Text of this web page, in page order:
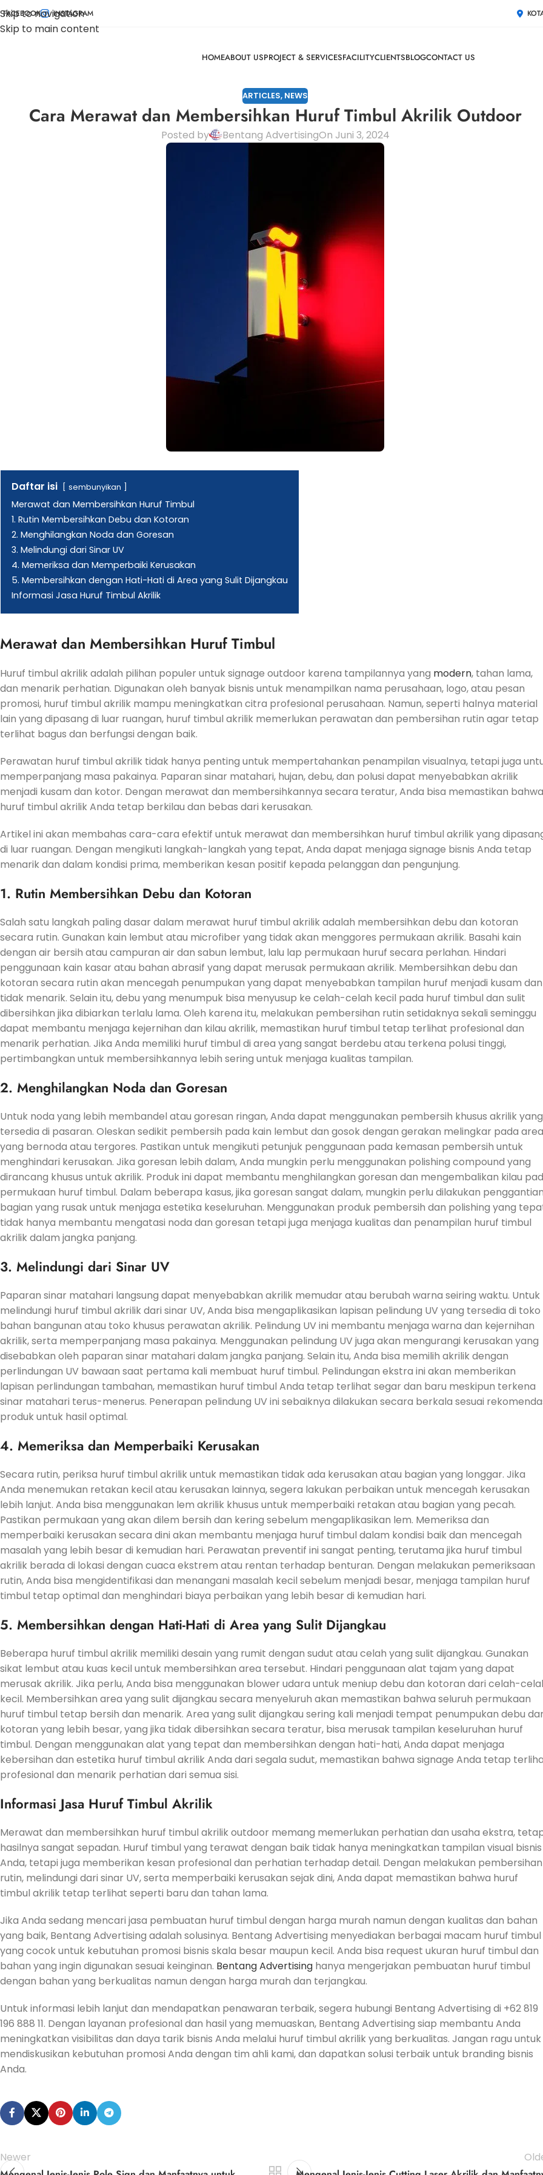
Skip to navigation
Skip to main content
FACEBOOK INSTAGRAM
HOMEABOUT USPROJECT & SERVICESFACILITYCLIENTSBLOGCONTACT US
ARTICLES, NEWS
Cara Merawat dan Membersihkan Huruf Timbul Akrilik Outdoor
Posted by Bentang AdvertisingOn Juni 3, 2024
Daftar isi sembunyikan
Merawat dan Membersihkan Huruf Timbul
1. Rutin Membersihkan Debu dan Kotoran
2. Menghilangkan Noda dan Goresan
3. Melindungi dari Sinar UV
4. Memeriksa dan Memperbaiki Kerusakan
5. Membersihkan dengan Hati-Hati di Area yang Sulit Dijangkau
Informasi Jasa Huruf Timbul Akrilik
Merawat dan Membersihkan Huruf Timbul
Huruf timbul akrilik adalah pilihan populer untuk signage outdoor karena tampilannya yang modern, tahan lama,
dan menarik perhatian. Digunakan oleh banyak bisnis untuk menampilkan nama perusahaan, logo, atau pesan
promosi, huruf timbul akrilik mampu meningkatkan citra profesional perusahaan. Namun, seperti halnya material
lain yang dipasang di luar ruangan, huruf timbul akrilik memerlukan perawatan dan pembersihan rutin agar tetap
terlihat bagus dan berfungsi dengan baik.
Perawatan huruf timbul akrilik tidak hanya penting untuk mempertahankan penampilan visualnya, tetapi juga
memperpanjang masa pakainya. Paparan sinar matahari, hujan, debu, dan polusi dapat menyebabkan akrilik
menjadi kusam dan kotor. Dengan merawat dan membersihkannya secara teratur, Anda bisa memastikan bahwa
huruf timbul akrilik Anda tetap berkilau dan bebas dari kerusakan.
Artikel ini akan membahas cara-cara efektif untuk merawat dan membersihkan huruf timbul akrilik yang
di luar ruangan. Dengan mengikuti langkah-langkah yang tepat, Anda dapat menjaga signage bisnis Anda tetap
menarik dan dalam kondisi prima, memberikan kesan positif kepada pelanggan dan pengunjung.
1. Rutin Membersihkan Debu dan Kotoran
Salah satu langkah paling dasar dalam merawat huruf timbul akrilik adalah membersihkan debu dan kotoran
secara rutin. Gunakan kain lembut atau microfiber yang tidak akan menggores permukaan akrilik. Basahi kain
dengan air bersih atau campuran air dan sabun lembut, lalu lap permukaan huruf secara perlahan. Hindari
penggunaan kain kasar atau bahan abrasif yang dapat merusak permukaan akrilik. Membersihkan debu dan
kotoran secara rutin akan mencegah penumpukan yang dapat menyebabkan tampilan huruf menjadi kusam dan
tidak menarik. Selain itu, debu yang menumpuk bisa menyusup ke celah-celah kecil pada huruf timbul dan sulit
dibersihkan jika dibiarkan terlalu lama. Oleh karena itu, melakukan pembersihan rutin setidaknya sekali seminggu
dapat membantu menjaga kejernihan dan kilau akrilik, memastikan huruf timbul tetap terlihat profesional dan
menarik perhatian. Jika Anda memiliki huruf timbul di area yang sangat berdebu atau terkena polusi tinggi,
pertimbangkan untuk membersihkannya lebih sering untuk menjaga kualitas tampilan.
2. Menghilangkan Noda dan Goresan
Untuk noda yang lebih membandel atau goresan ringan, Anda dapat menggunakan pembersih khusus akrilik yang
tersedia di pasaran. Oleskan sedikit pembersih pada kain lembut dan gosok dengan gerakan melingkar pada area
yang bernoda atau tergores. Pastikan untuk mengikuti petunjuk penggunaan pada kemasan pembersih untuk
menghindari kerusakan. Jika goresan lebih dalam, Anda mungkin perlu menggunakan polishing compound yang
dirancang khusus untuk akrilik. Produk ini dapat membantu menghilangkan goresan dan mengembalikan kilau
permukaan huruf timbul. Dalam beberapa kasus, jika goresan sangat dalam, mungkin perlu dilakukan
bagian yang rusak untuk menjaga estetika keseluruhan. Menggunakan produk pembersih dan polishing yang
tidak hanya membantu mengatasi noda dan goresan tetapi juga menjaga kualitas dan penampilan huruf timbul
akrilik dalam jangka panjang.
3. Melindungi dari Sinar UV
Paparan sinar matahari langsung dapat menyebabkan akrilik memudar atau berubah warna seiring waktu. Untuk
melindungi huruf timbul akrilik dari sinar UV, Anda bisa mengaplikasikan lapisan pelindung UV yang tersedia di toko
bahan bangunan atau toko khusus perawatan akrilik. Pelindung UV ini membantu menjaga warna dan kejernihan
akrilik, serta memperpanjang masa pakainya. Menggunakan pelindung UV juga akan mengurangi kerusakan yang
disebabkan oleh paparan sinar matahari dalam jangka panjang. Selain itu, Anda bisa memilih akrilik dengan
perlindungan UV bawaan saat pertama kali membuat huruf timbul. Pelindungan ekstra ini akan memberikan
lapisan perlindungan tambahan, memastikan huruf timbul Anda tetap terlihat segar dan baru meskipun terkena
sinar matahari terus-menerus. Penerapan pelindung UV ini sebaiknya dilakukan secara berkala sesuai
produk untuk hasil optimal.
4. Memeriksa dan Memperbaiki Kerusakan
Secara rutin, periksa huruf timbul akrilik untuk memastikan tidak ada kerusakan atau bagian yang longgar. Jika
Anda menemukan retakan kecil atau kerusakan lainnya, segera lakukan perbaikan untuk mencegah kerusakan
lebih lanjut. Anda bisa menggunakan lem akrilik khusus untuk memperbaiki retakan atau bagian yang pecah.
Pastikan permukaan yang akan dilem bersih dan kering sebelum mengaplikasikan lem. Memeriksa dan
memperbaiki kerusakan secara dini akan membantu menjaga huruf timbul dalam kondisi baik dan mencegah
masalah yang lebih besar di kemudian hari. Perawatan preventif ini sangat penting, terutama jika huruf timbul
akrilik berada di lokasi dengan cuaca ekstrem atau rentan terhadap benturan. Dengan melakukan pemeriksaan
rutin, Anda bisa mengidentifikasi dan menangani masalah kecil sebelum menjadi besar, menjaga tampilan huruf
timbul tetap optimal dan menghindari biaya perbaikan yang lebih besar di kemudian hari.
5. Membersihkan dengan Hati-Hati di Area yang Sulit Dijangkau
Beberapa huruf timbul akrilik memiliki desain yang rumit dengan sudut atau celah yang sulit dijangkau. Gunakan
sikat lembut atau kuas kecil untuk membersihkan area tersebut. Hindari penggunaan alat tajam yang dapat
merusak akrilik. Jika perlu, Anda bisa menggunakan blower udara untuk meniup debu dan kotoran dari celah-
kecil. Membersihkan area yang sulit dijangkau secara menyeluruh akan memastikan bahwa seluruh permukaan
huruf timbul tetap bersih dan menarik. Area yang sulit dijangkau sering kali menjadi tempat penumpukan debu
kotoran yang lebih besar, yang jika tidak dibersihkan secara teratur, bisa merusak tampilan keseluruhan huruf
timbul. Dengan menggunakan alat yang tepat dan membersihkan dengan hati-hati, Anda dapat menjaga
kebersihan dan estetika huruf timbul akrilik Anda dari segala sudut, memastikan bahwa signage Anda tetap
profesional dan menarik perhatian dari semua sisi.
Informasi Jasa Huruf Timbul Akrilik
Merawat dan membersihkan huruf timbul akrilik outdoor memang memerlukan perhatian dan usaha ekstra,
hasilnya sangat sepadan. Huruf timbul yang terawat dengan baik tidak hanya meningkatkan tampilan visual bisnis
Anda, tetapi juga memberikan kesan profesional dan perhatian terhadap detail. Dengan melakukan pembersihan
rutin, melindungi dari sinar UV, serta memperbaiki kerusakan sejak dini, Anda dapat memastikan bahwa huruf
timbul akrilik tetap terlihat seperti baru dan tahan lama.
Jika Anda sedang mencari jasa pembuatan huruf timbul dengan harga murah namun dengan kualitas dan bahan
yang baik, Bentang Advertising adalah solusinya. Bentang Advertising menyediakan berbagai macam huruf timbul
yang cocok untuk kebutuhan promosi bisnis skala besar maupun kecil. Anda bisa request ukuran huruf timbul dan
bahan yang ingin digunakan sesuai keinginan. Bentang Advertising hanya mengerjakan pembuatan huruf timbul
dengan bahan yang berkualitas namun dengan harga murah dan terjangkau.
Untuk informasi lebih lanjut dan mendapatkan penawaran terbaik, segera hubungi Bentang Advertising di +62 819
196 888 11. Dengan layanan profesional dan hasil yang memuaskan, Bentang Advertising siap membantu Anda
meningkatkan visibilitas dan daya tarik bisnis Anda melalui huruf timbul akrilik yang berkualitas. Jangan ragu untuk
mendiskusikan kebutuhan promosi Anda dengan tim ahli kami, dan dapatkan solusi terbaik untuk branding bisnis
Anda.
Newer